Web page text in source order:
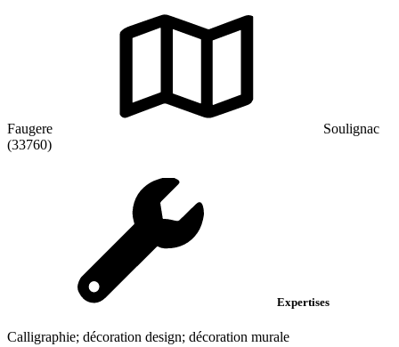
Faugere
Soulignac
(33760)
Expertises
Calligraphie; décoration design; décoration murale